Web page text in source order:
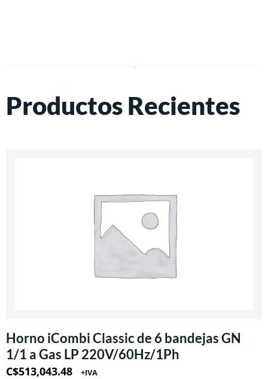
Productos Recientes
Horno iCombi Classic de 6 bandejas GN
1/1 a Gas LP 220V/60Hz/1Ph
C$513,043.48 +IVA